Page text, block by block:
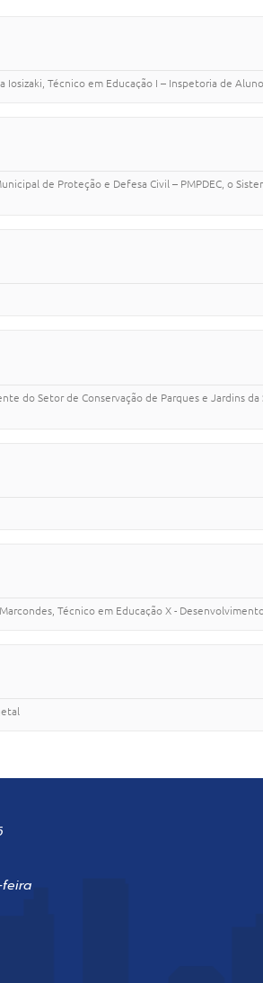
Técnico em Educação I – Inspetoria de
de Proteção e Defesa Civil – PMPDEC, o
do Setor de Conservação de Parques e Jardins
Técnico em Educação X -
feira